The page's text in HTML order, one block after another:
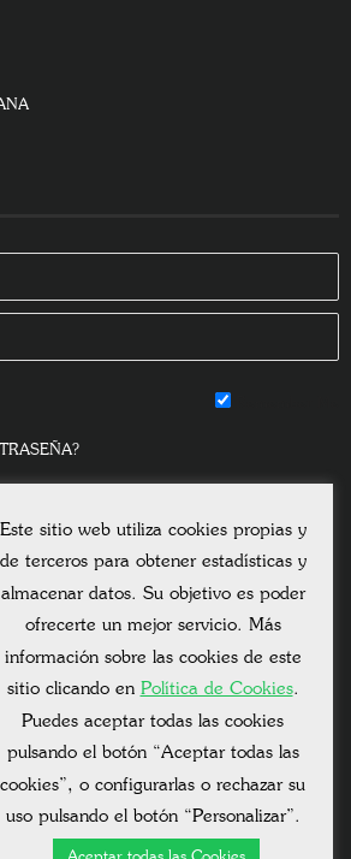
del contenido de sus escritos.
a la Universitas Albertiana.
Este sitio web utiliza cookies propias y
de terceros para obtener estadísticas y
almacenar datos. Su objetivo es poder
ofrecerte un mejor servicio. Más
información sobre las cookies de este
sitio clicando en Política de Cookies.
Puedes aceptar todas las cookies
pulsando el botón “Aceptar todas las
cookies”, o configurarlas o rechazar su
uso pulsando el botón “Personalizar”.